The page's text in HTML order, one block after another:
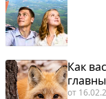
Как
от